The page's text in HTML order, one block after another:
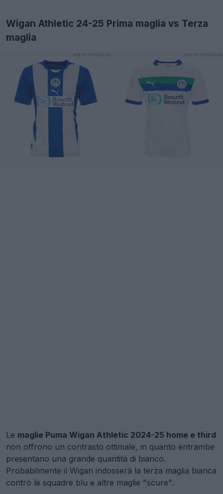
Wigan Athletic 24-25 Prima maglia vs Terza
maglia
Le maglie Puma Wigan Athletic 2024-25 home e third
non offrono un contrasto ottimale, in quanto entrambe
presentano una grande quantità di bianco.
Probabilmente il Wigan indosserà la terza maglia bianca
contro le squadre blu e altre maglie "scure".